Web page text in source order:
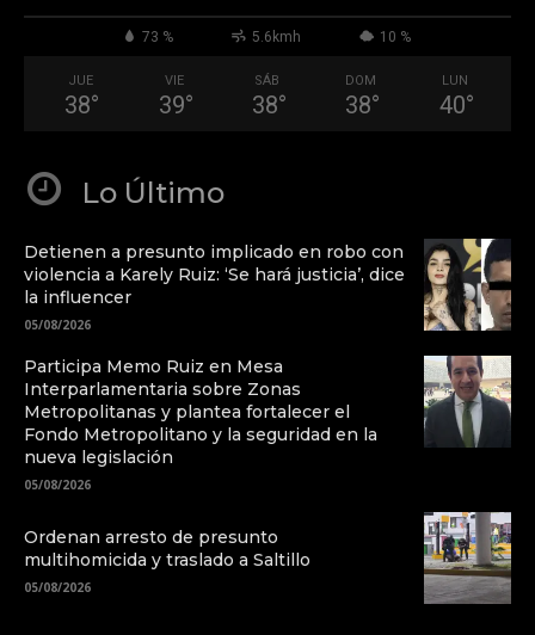
73 % 5.6kmh 10 %
JUE
38°
VIE
39°
SÁB
38°
DOM
38°
LUN
40°
Lo Último
Detienen a presunto implicado en robo con
violencia a Karely Ruiz: ‘Se hará justicia’, dice
la influencer
05/08/2026
Participa Memo Ruiz en Mesa
Interparlamentaria sobre Zonas
Metropolitanas y plantea fortalecer el
Fondo Metropolitano y la seguridad en la
nueva legislación
05/08/2026
Ordenan arresto de presunto
multihomicida y traslado a Saltillo
05/08/2026